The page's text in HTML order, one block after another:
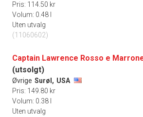
Pris: 114.50 kr
Volum: 0.48 l
Uten utvalg
(11060602)
Captain Lawrence Rosso e
(utsolgt)
Øvrige Surøl, USA
Pris: 149.80 kr
Volum: 0.38 l
Uten utvalg